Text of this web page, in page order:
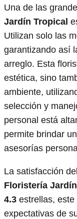
Una de las
Jardín Tropical
Utilizan solo las
garantizando así
arreglo. Esta
estética, sino
ambiente,
selección y
personal está
permite brindar
asesorías
La satisfacción
Floristería
4.3 estrellas,
expectativas de